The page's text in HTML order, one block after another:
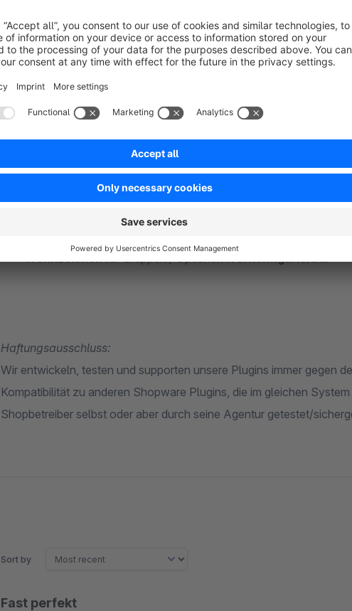
http://de.dreischild.com/seo-urls-fuer-die-shopware-filter-
Funktionen im Überblick
Sprechende Url für Filterkombinationen
Unterteilung innormale und wichtige Filter
für diePositionder jeweiligen Gruppe / Option in
Prä- sowie Suffixes
für Gruppen
Trennzeichenfür Gruppen / Optionenfrei konfigurierbar
Haftungsausschluss:
Wir entwickeln, testen und supporten unsere Plugins immer gegen
Kompatibilität zu anderen Shopware Plugins, die im gleichen
Shopbetreiber selbst oder aber durch seine Agentur getestet/
Sort by
Fast perfekt